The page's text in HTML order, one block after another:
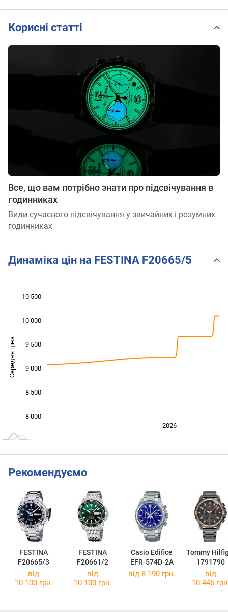
Корисні статті
Все, що вам потрібно знати про підсвічування в
годинниках
Види сучасного підсвічування у звичайних і розумних
годинниках
Динаміка цін на FESTINA F20665/5
Середня ціна
8 000
8 500
9 000
9 500
10 000
10 500
2026
Рекомендуємо
FESTINA
F20665/3
FESTINA
F20661/2
Casio Edifice
EFR-574D-2A
Tommy
1791790
від
10 100 грн.
від
10 100 грн.
від 8 190 грн.
від
10 446